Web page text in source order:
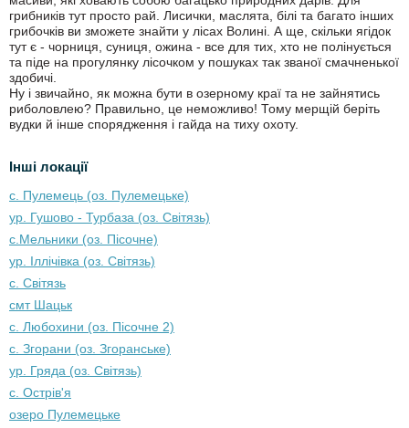
грибників тут просто рай. Лисички, маслята, білі та багато інших
грибочків ви зможете знайти у лісах Волині. А ще, скільки ягідок
тут є - чорниця, суниця, ожина - все для тих, хто не полінується
та піде на прогулянку лісочком у пошуках так званої смачненької
здобичі.
Ну і звичайно, як можна бути в озерному краї та не зайнятись
риболовлею? Правильно, це неможливо! Тому мерщій беріть
вудки й інше спорядження і гайда на тиху охоту.
Інші локації
с. Пулемець (оз. Пулемецьке)
ур. Гушово - Турбаза (оз. Світязь)
с.Мельники (оз. Пісочне)
ур. Іллічівка (оз. Світязь)
с. Світязь
смт Шацьк
с. Любохини (оз. Пісочне 2)
с. Згорани (оз. Згоранське)
ур. Гряда (оз. Світязь)
с. Острів'я
озеро Пулемецьке